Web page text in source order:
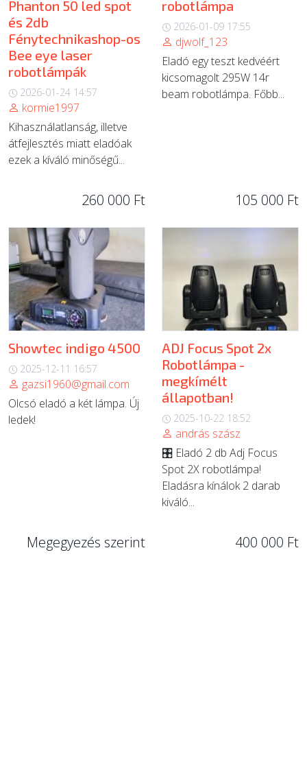
Phanton 50 led spot
és 2db
Fénytechnikashop-os
Bee eye laser
robotlámpák
2026-01-24 14:57
kormie1997
Kihasználatlanság, illetve
átfejlesztés miatt eladóak
ezek a kíváló minőségű...
260 000 Ft
robotlámpa
2026-01-09 17:55
djwolf_123
Eladó egy teszt kedvéért
kicsomagolt 295W 14r
beam robotlámpa. Főbb...
105 000 Ft
Showtec indigo 4500
2025-12-11 16:57
gazsi1960@gmail.com
Olcsó eladó a két lámpa. Új
ledek!
Megegyezés szerint
ADJ Focus Spot 2x
Robotlámpa -
megkímélt
állapotban!
2025-10-22 18:52
andrás szász
🎛️ Eladó 2 db Adj Focus
Spot 2X robotlámpa!
Eladásra kínálok 2 darab
kiváló...
400 000 Ft